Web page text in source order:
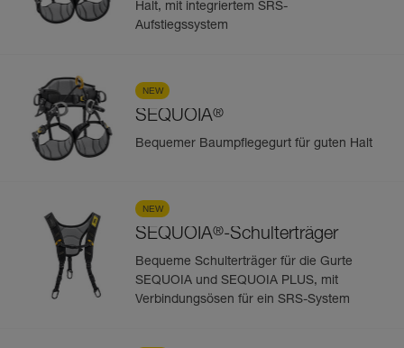
Halt, mit integriertem SRS-
Aufstiegssystem
NEW
SEQUOIA®
Bequemer Baumpflegegurt für guten Halt
NEW
SEQUOIA®-Schulterträger
Bequeme Schulterträger für die Gurte
SEQUOIA und SEQUOIA PLUS, mit
Verbindungsösen für ein SRS-System